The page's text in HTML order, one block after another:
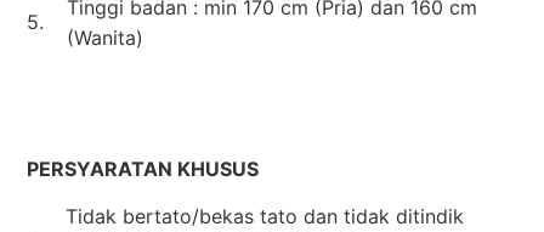
5.
Tinggi badan : min 170 cm (Pria) dan 160 cm
(Wanita)
PERSYARATAN KHUSUS
Tidak bertato/bekas tato dan tidak ditindik